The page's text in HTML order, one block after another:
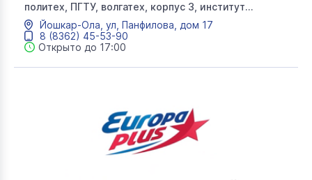
политех, ПГТУ, волгатех, корпус 3, институт
строительства и архитектуры, факультет
информатики и вычислительной техники,
экономический факультет, ПГТУ №3
Йошкар-Ола, ул, Панфилова, дом 17
8 (8362) 45-53-90
Открыто до 17:00